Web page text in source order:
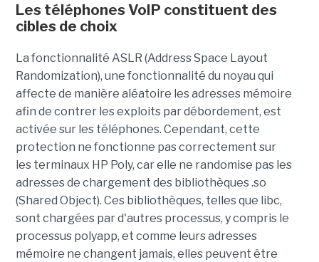
Les téléphones VoIP constituent des
cibles de choix
La fonctionnalité ASLR (Address Space Layout
Randomization), une fonctionnalité du noyau qui
affecte de manière aléatoire les adresses mémoire
afin de contrer les exploits par débordement, est
activée sur les téléphones. Cependant, cette
protection ne fonctionne pas correctement sur
les terminaux HP Poly, car elle ne randomise pas les
adresses de chargement des bibliothèques .so
(Shared Object). Ces bibliothèques, telles que libc,
sont chargées par d'autres processus, y compris le
processus polyapp, et comme leurs adresses
mémoire ne changent jamais, elles peuvent être